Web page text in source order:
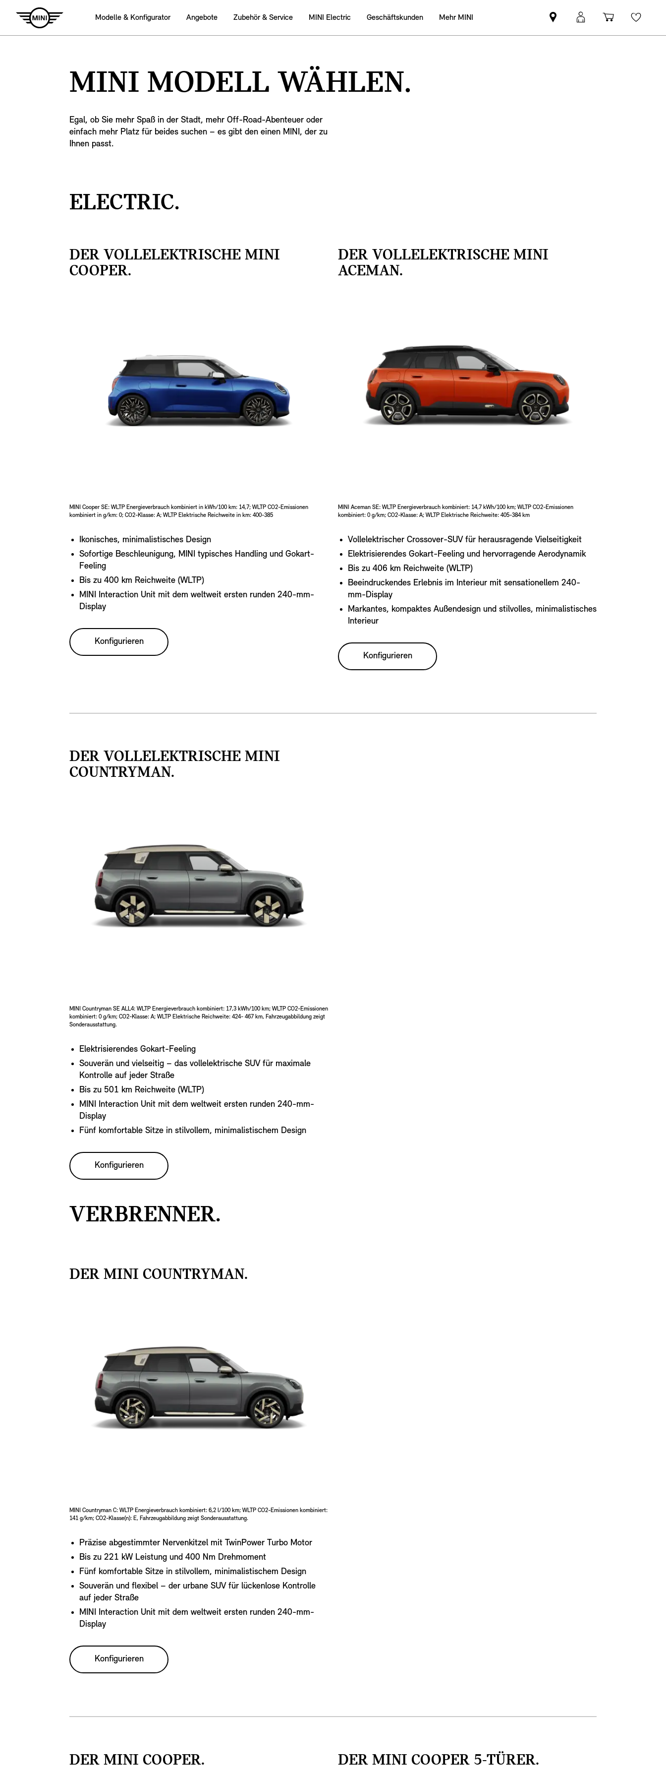
Modelle & Konfigurator Angebote Zubehӧr & Service MINI Electric Geschäftskunden Mehr MINI
MINI
Partner
MINI
Login
MINI MODELL WÄHLEN.
Egal, ob Sie mehr Spaß in der Stadt, mehr Off-Road-Abenteuer oder
einfach mehr Platz für beides suchen – es gibt den einen MINI, der zu
Ihnen passt.
ELECTRIC.
DER VOLLELEKTRISCHE MINI
COOPER.
MINI Cooper SE: WLTP Energieverbrauch kombiniert in kWh/100 km: 14,7; WLTP CO2-Emissionen
kombiniert in g/km: 0; CO2-Klasse: A; WLTP Elektrische Reichweite in km: 400-385
Ikonisches, minimalistisches Design
Sofortige Beschleunigung, MINI typisches Handling und Gokart-
Feeling
Bis zu 400 km Reichweite (WLTP)
MINI Interaction Unit mit dem weltweit ersten runden 240-mm-
Display
Konfigurieren
DER VOLLELEKTRISCHE MINI
ACEMAN.
MINI Aceman SE: WLTP Energieverbrauch kombiniert: 14,7 kWh/100 km; WLTP CO2-Emissionen
kombiniert: 0 g/km; CO2-Klasse: A; WLTP Elektrische Reichweite: 405-384 km
Vollelektrischer Crossover-SUV für herausragende Vielseitigkeit
Elektrisierendes Gokart-Feeling und hervorragende Aerodynamik
Bis zu 406 km Reichweite (WLTP)
Beeindruckendes Erlebnis im Interieur mit sensationellem 240-
mm-Display
Markantes, kompaktes Außendesign und stilvolles, minimalistisches
Interieur
Konfigurieren
DER VOLLELEKTRISCHE MINI
COUNTRYMAN.
MINI Countryman SE ALL4: WLTP Energieverbrauch kombiniert: 17,3 kWh/100 km; WLTP CO2-Emissionen
kombiniert: 0 g/km; CO2-Klasse: A; WLTP Elektrische Reichweite: 424- 467 km, Fahrzeugabbildung zeigt
Sonderausstattung.
Elektrisierendes Gokart-Feeling
Souverän und vielseitig – das vollelektrische SUV für maximale
Kontrolle auf jeder Straße
Bis zu 501 km Reichweite (WLTP)
MINI Interaction Unit mit dem weltweit ersten runden 240-mm-
Display
Fünf komfortable Sitze in stilvollem, minimalistischem Design
Konfigurieren
VERBRENNER.
DER MINI COUNTRYMAN.
MINI Countryman C: WLTP Energieverbrauch kombiniert: 6,2 l/100 km; WLTP CO2-Emissionen kombiniert:
141 g/km; CO2-Klasse(n): E, Fahrzeugabbildung zeigt Sonderausstattung.
Präzise abgestimmter Nervenkitzel mit TwinPower Turbo Motor
Bis zu 221 kW Leistung und 400 Nm Drehmoment
Fünf komfortable Sitze in stilvollem, minimalistischem Design
Souverän und flexibel – der urbane SUV für lückenlose Kontrolle
auf jeder Straße
MINI Interaction Unit mit dem weltweit ersten runden 240-mm-
Display
Konfigurieren
DER MINI COOPER. DER MINI COOPER 5-TÜRER.